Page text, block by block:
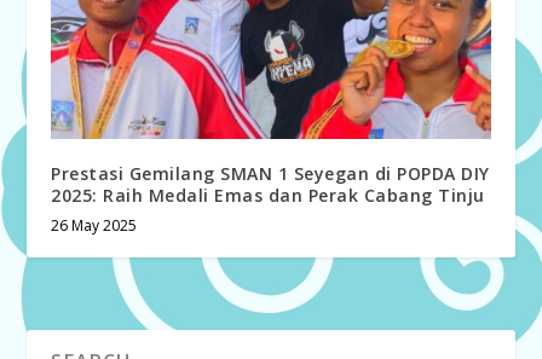
Prestasi Gemilang SMAN 1 Seyegan di POPDA DIY
2025: Raih Medali Emas dan Perak Cabang Tinju
26 May 2025